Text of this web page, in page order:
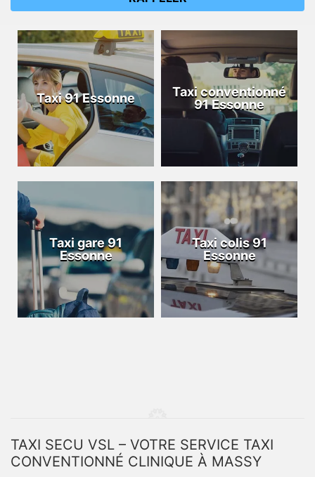
Taxi 91 Essonne
Taxi conventionné
91 Essonne
Taxi gare 91
Essonne
Taxi colis 91
Essonne
TAXI SECU VSL – VOTRE SERVICE TAXI
CONVENTIONNÉ CLINIQUE À MASSY